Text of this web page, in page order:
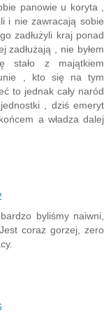
panowie u koryta ,
i nie zawracają sobie
zadłużyli kraj ponad
zadłużają , nie byłem
stało z majątkiem
, kto się na tym
to jednak cały naród
, dziś emeryt
a władza dalej
byliśmy naiwni,
coraz gorzej, zero